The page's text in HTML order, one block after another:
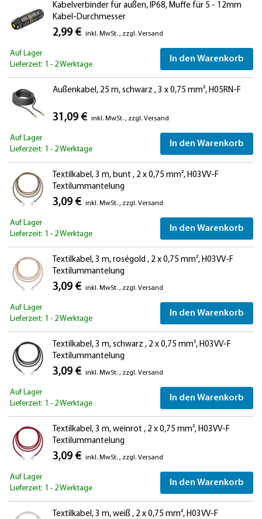
Kabelverbinder für außen, IP68, Muffe für 5 - 12mm
Kabel-Durchmesser
2,99 € inkl. MwSt. , zzgl. Versand
Auf Lager
Lieferzeit: 1 - 2 Werktage
In den Warenkorb
Außenkabel, 25 m, schwarz , 3 x 0,75 mm², H05RN-F
31,09 € inkl. MwSt. , zzgl. Versand
Auf Lager
Lieferzeit: 1 - 2 Werktage
In den Warenkorb
Textilkabel, 3 m, bunt , 2 x 0,75 mm², H03VV-F
Textilummantelung
3,09 € inkl. MwSt. , zzgl. Versand
Auf Lager
Lieferzeit: 1 - 2 Werktage
In den Warenkorb
Textilkabel, 3 m, roségold , 2 x 0,75 mm², H03VV-F
Textilummantelung
3,09 € inkl. MwSt. , zzgl. Versand
Auf Lager
Lieferzeit: 1 - 2 Werktage
In den Warenkorb
Textilkabel, 3 m, schwarz , 2 x 0,75 mm², H03VV-F
Textilummantelung
3,09 € inkl. MwSt. , zzgl. Versand
Auf Lager
Lieferzeit: 1 - 2 Werktage
In den Warenkorb
Textilkabel, 3 m, weinrot , 2 x 0,75 mm², H03VV-F
Textilummantelung
3,09 € inkl. MwSt. , zzgl. Versand
Auf Lager
Lieferzeit: 1 - 2 Werktage
In den Warenkorb
Textilkabel, 3 m, weiß , 2 x 0,75 mm², H03VV-F